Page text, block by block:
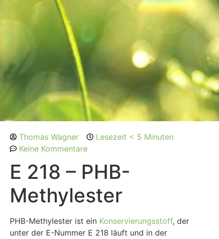
Thomas Wagner
Lesezeit < 5 Minuten
Keine Kommentare
E 218 – PHB-
Methylester
PHB-Methylester ist ein Konservierungsstoff, der
unter der E-Nummer E 218 läuft und in der